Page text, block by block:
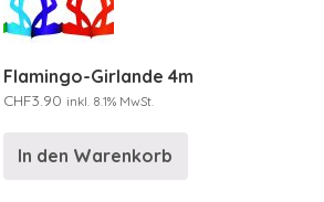
Flamingo-Girlande 4m
CHF3.90 inkl. 8.1% MwSt.
In den Warenkorb